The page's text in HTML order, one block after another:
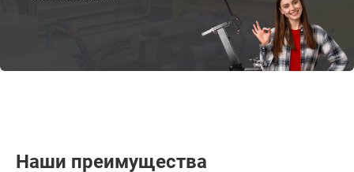
Наши преимущества